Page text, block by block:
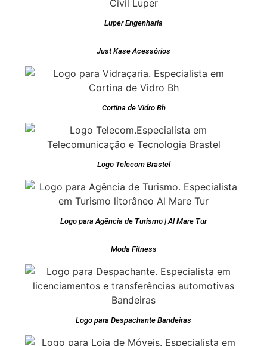
Luper Engenharia
Just Kase Acessórios
Cortina de Vidro Bh
Logo Telecom Brastel
Logo para Agência de Turismo | Al Mare Tur
Moda Fitness
Logo para Despachante Bandeiras